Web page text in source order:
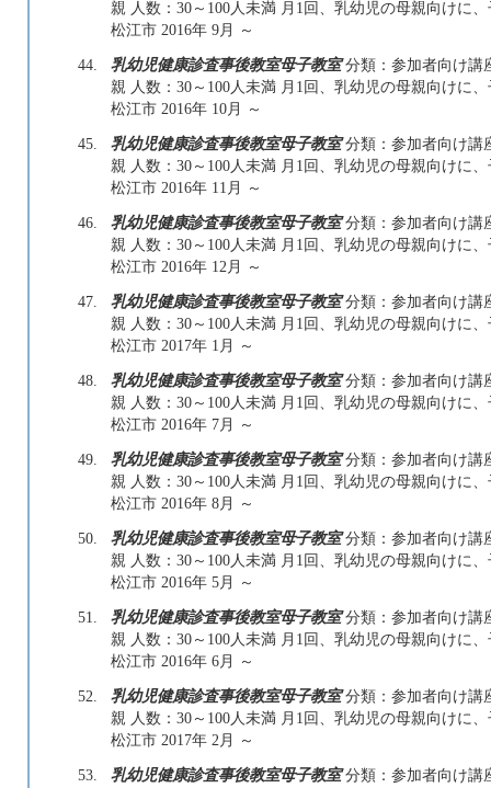
親 人数：30～100人未満 月1回、乳幼児の母親向けに
松江市 2016年 9月 ～
44.
乳幼児健康診査事後教室母子教室分類：参加者向け講
親 人数：30～100人未満 月1回、乳幼児の母親向けに
松江市 2016年 10月 ～
45.
乳幼児健康診査事後教室母子教室分類：参加者向け講
親 人数：30～100人未満 月1回、乳幼児の母親向けに
松江市 2016年 11月 ～
46.
乳幼児健康診査事後教室母子教室分類：参加者向け講
親 人数：30～100人未満 月1回、乳幼児の母親向けに
松江市 2016年 12月 ～
47.
乳幼児健康診査事後教室母子教室分類：参加者向け講
親 人数：30～100人未満 月1回、乳幼児の母親向けに
松江市 2017年 1月 ～
48.
乳幼児健康診査事後教室母子教室分類：参加者向け講
親 人数：30～100人未満 月1回、乳幼児の母親向けに
松江市 2016年 7月 ～
49.
乳幼児健康診査事後教室母子教室分類：参加者向け講
親 人数：30～100人未満 月1回、乳幼児の母親向けに
松江市 2016年 8月 ～
50.
乳幼児健康診査事後教室母子教室分類：参加者向け講
親 人数：30～100人未満 月1回、乳幼児の母親向けに
松江市 2016年 5月 ～
51.
乳幼児健康診査事後教室母子教室分類：参加者向け講
親 人数：30～100人未満 月1回、乳幼児の母親向けに
松江市 2016年 6月 ～
52.
乳幼児健康診査事後教室母子教室分類：参加者向け講
親 人数：30～100人未満 月1回、乳幼児の母親向けに
松江市 2017年 2月 ～
53.
乳幼児健康診査事後教室母子教室分類：参加者向け講